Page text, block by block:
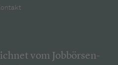
vom Jobbörsen-